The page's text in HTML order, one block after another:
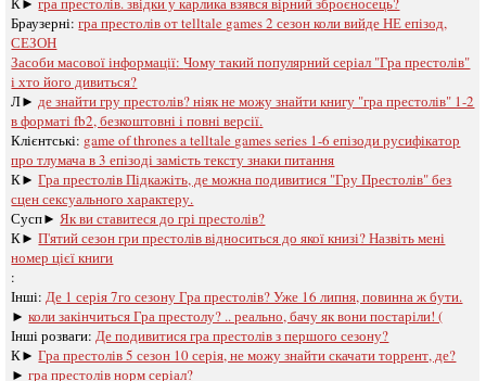
Браузерні:гра престолів oт telltale games 2 сезон коли вийде НЕ епізод,
СЕЗОН
Засоби масової інформації:Чому такий популярний серіал "Гра престолів"
і хто його дивиться?
Л► де знайти гру престолів? ніяк не можу знайти книгу "гра престолів" 1-2
в форматі fb2, безкоштовні і повні версії.
Клієнтські: game of thrones a telltale games series 1-6 епізоди русифікатор
про тлумача в 3 епізоді замість тексту знаки питання
К►Гра престолів Підкажіть, де можна подивитися "Гру Престолів" без
сцен сексуального характеру.
Сусп► Як ви ставитеся до грі престолів?
К►П'ятий сезон гри престолів відноситься до якої книзі? Назвіть мені
номер цієї книги
:
Інші: Де 1 серія 7го сезону Гра престолів? Уже 16 липня, повинна ж бути.
►коли закінчиться Гра престолу? .. реально, бачу як вони постаріли! (
Інші розваги: ​​ Де подивитися гра престолів з першого сезону?
К►Гра престолів 5 сезон 10 серія, не можу знайти скачати торрент, де?
►гра престолів норм серіал?